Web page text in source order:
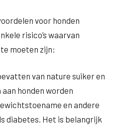
voor honden
risico’s waarvan
moeten zijn:
van nature suiker en
honden worden
en andere
diabetes. Het is belangrijk